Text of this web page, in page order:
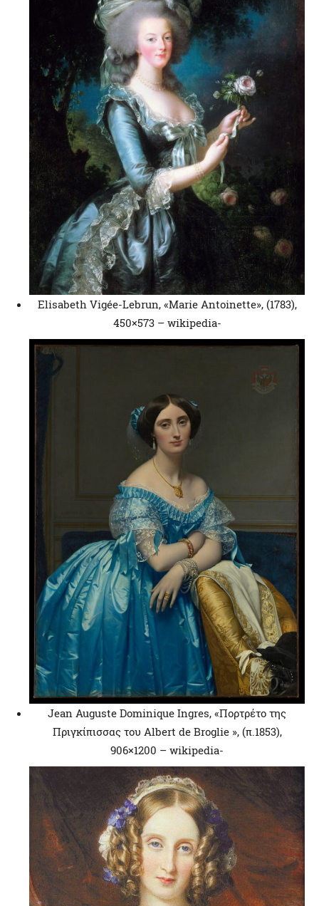
Elisabeth Vigée-Lebrun, «Marie Antoinette», (1783),
450×573 – wikipedia-
Jean Auguste Dominique Ingres, «Πορτρέτο της
Πριγκίπισσας του Albert de Broglie », (π.1853),
906×1200 – wikipedia-